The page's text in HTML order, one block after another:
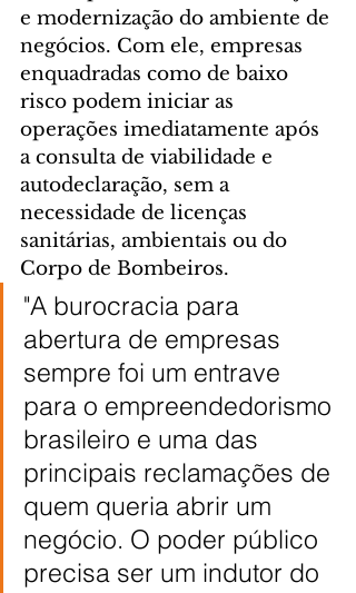
e modernização do ambiente de
negócios. Com ele, empresas
enquadradas como de baixo
risco podem iniciar as
operações imediatamente após
a consulta de viabilidade e
autodeclaração, sem a
necessidade de licenças
sanitárias, ambientais ou do
Corpo de Bombeiros.
"A burocracia para
abertura de empresas
sempre foi um entrave
para o empreendedorismo
brasileiro e uma das
principais reclamações de
quem queria abrir um
negócio. O poder público
precisa ser um indutor do